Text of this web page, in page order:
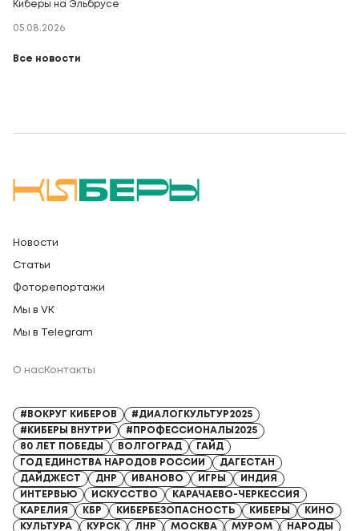
Киберы на Эльбрусе
05.08.2026
Все новости
Новости
Статьи
Фоторепортажи
Мы в VK
Мы в Telegram
О насКонтакты
#ВОКРУГ КИБЕРОВ
#ДИАЛОГКУЛЬТУР2025
#КИБЕРЫ ВНУТРИ
#ПРОФЕССИОНАЛЫ2025
80 ЛЕТ ПОБЕДЫ
ВОЛГОГРАД
ГАЙД
ГОД ЕДИНСТВА НАРОДОВ РОССИИ
ДАГЕСТАН
ДАЙДЖЕСТ
ДНР ИВАНОВО ИГРЫ
ИНДИЯ
ИНТЕРВЬЮ
ИСКУССТВО
КАРАЧАЕВО-ЧЕРКЕССИЯ
КАРЕЛИЯ
КБР КИБЕРБЕЗОПАСНОСТЬ КИБЕРЫ
КИНО
КУЛЬТУРА
КУРСК ЛНР МОСКВА МУРОМ НАРОДЫ